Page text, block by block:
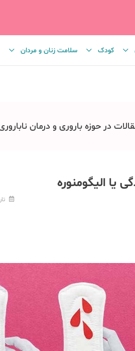
کودک سلامت زنان و مردان
در حوزه باروری و درمان
یا الیگومنوره